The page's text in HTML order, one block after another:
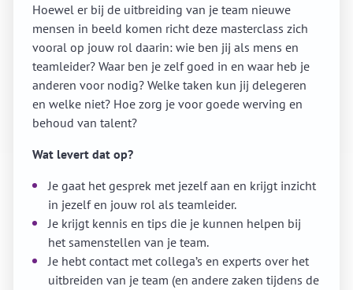
Hoewel er bij de uitbreiding van je team nieuwe
mensen in beeld komen richt deze masterclass zich
vooral op jouw rol daarin: wie ben jij als mens en
teamleider? Waar ben je zelf goed in en waar heb je
anderen voor nodig? Welke taken kun jij delegeren
en welke niet? Hoe zorg je voor goede werving en
behoud van talent?
Wat levert dat op?
Je gaat het gesprek met jezelf aan en krijgt inzicht
in jezelf en jouw rol als teamleider.
Je krijgt kennis en tips die je kunnen helpen bij
het samenstellen van je team.
Je hebt contact met collega’s en experts over het
uitbreiden van je team (en andere zaken tijdens de